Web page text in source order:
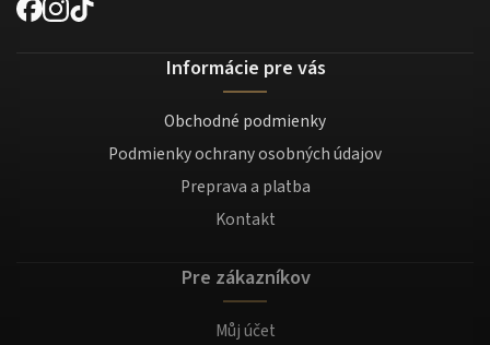
Informácie pre vás
Obchodné podmienky
Podmienky ochrany osobných údajov
Preprava a platba
Kontakt
Pre zákazníkov
Můj účet